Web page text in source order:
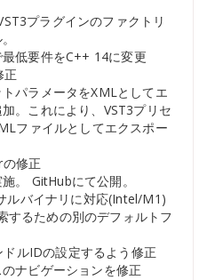
プラグインのファクトリ
低要件をC++ 14に変更
正
パラメータをXMLとしてエ
。これにより、VST3プリセ
ファイルとしてエクスポー
修正
。 GitHubにて公開。
ルバイナリに対応(Intel/M1)
するための別のデフォルトフ
ルIDの設定するよう修正
ナビゲーションを修正